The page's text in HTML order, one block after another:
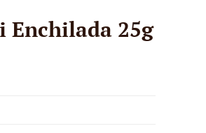
Enchilada 25g